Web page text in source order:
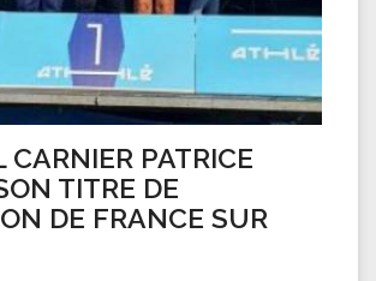
CARNIER PATRICE
TITRE DE
DE FRANCE SUR